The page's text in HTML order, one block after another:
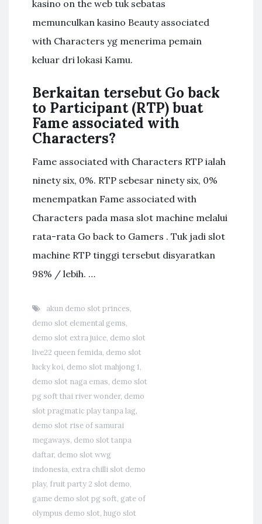
kasino on the web tuk sebatas
memunculkan kasino Beauty associated
with Characters yg menerima pemain
keluar dri lokasi Kamu.
Berkaitan tersebut Go back
to Participant (RTP) buat
Fame associated with
Characters?
Fame associated with Characters RTP ialah
ninety six, 0%. RTP sebesar ninety six, 0%
menempatkan Fame associated with
Characters pada masa slot machine melalui
rata-rata Go back to Gamers . Tuk jadi slot
machine RTP tinggi tersebut disyaratkan
98% / lebih. …
akun demo slot princes,
demo slot elemental gems,
demo slot extra juice, demo slot
live22 queen femida, demo slot
lucky koi, demo slot mahjong 1,
demo slot naga emas, demo slot
pg soft thai river wonder, demo
slot pragmatic play tanpa lag,
demo slot rise of samurai
megaways, demo slot tanpa
daftar, demo slot wwg
indonesia, extra chilli slot demo
play, fruit party 2 slot demo,
game demo slot pg soft, gate of
olympus demo slot, hugo slot